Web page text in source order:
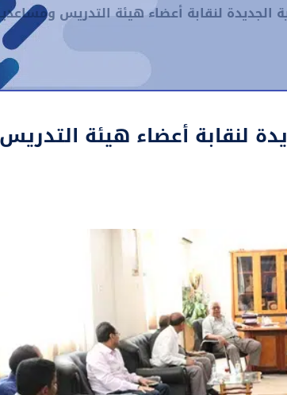
الجديدة لنقابة أعضاء هيئة التدريس
لنقابة أعضاء هيئة